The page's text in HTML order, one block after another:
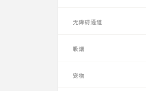
无障碍通道
吸烟
宠物